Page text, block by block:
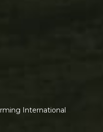
International